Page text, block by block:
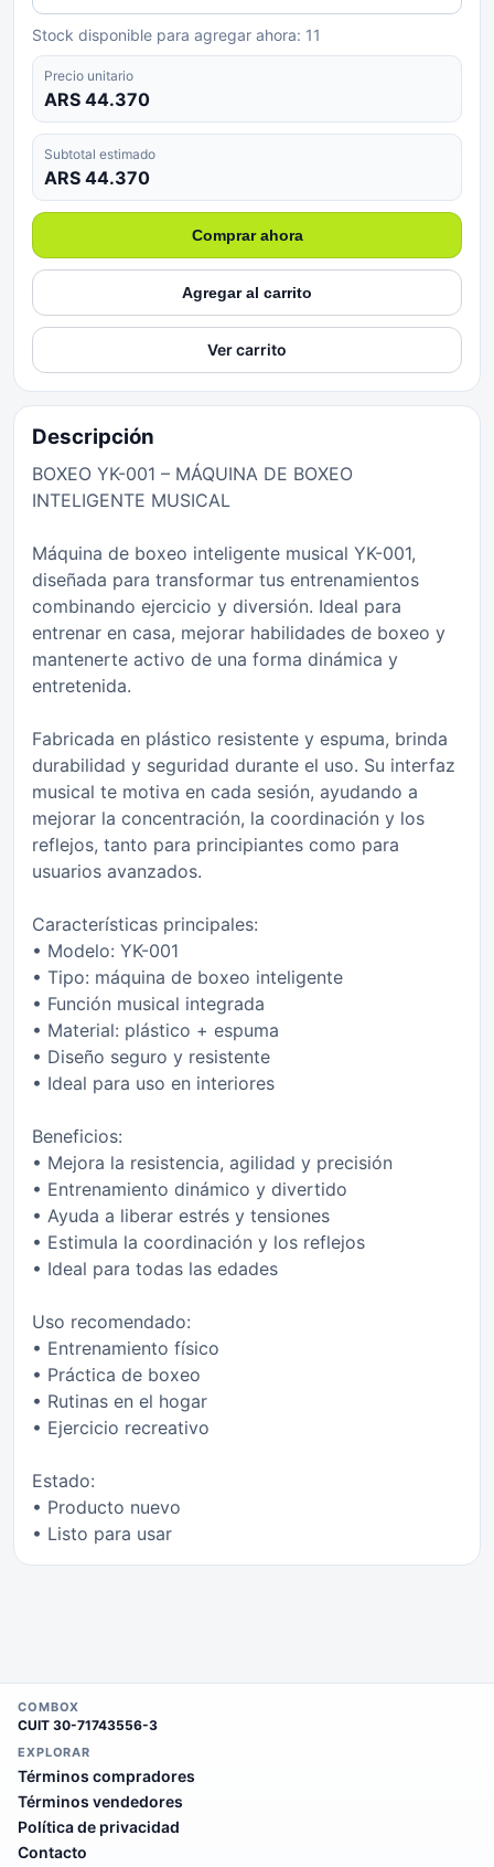
Stock disponible para agregar ahora: 11
Precio unitario
ARS 44.370
Subtotal estimado
ARS 44.370
Comprar ahora
Agregar al carrito
Ver carrito
Descripción
BOXEO YK-001 – MÁQUINA DE BOXEO
INTELIGENTE MUSICAL
Máquina de boxeo inteligente musical YK-001,
diseñada para transformar tus entrenamientos
combinando ejercicio y diversión. Ideal para
entrenar en casa, mejorar habilidades de boxeo y
mantenerte activo de una forma dinámica y
entretenida.
Fabricada en plástico resistente y espuma, brinda
durabilidad y seguridad durante el uso. Su interfaz
musical te motiva en cada sesión, ayudando a
mejorar la concentración, la coordinación y los
reflejos, tanto para principiantes como para
usuarios avanzados.
Características principales:
• Modelo: YK-001
• Tipo: máquina de boxeo inteligente
• Función musical integrada
• Material: plástico + espuma
• Diseño seguro y resistente
• Ideal para uso en interiores
Beneficios:
• Mejora la resistencia, agilidad y precisión
• Entrenamiento dinámico y divertido
• Ayuda a liberar estrés y tensiones
• Estimula la coordinación y los reflejos
• Ideal para todas las edades
Uso recomendado:
• Entrenamiento físico
• Práctica de boxeo
• Rutinas en el hogar
• Ejercicio recreativo
Estado:
• Producto nuevo
• Listo para usar
COMBOX
CUIT 30-71743556-3
EXPLORAR
Términos compradores
Términos vendedores
Política de privacidad
Contacto